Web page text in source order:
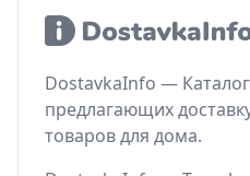
DostavkaInfo —
предлагающих
товаров для дома.